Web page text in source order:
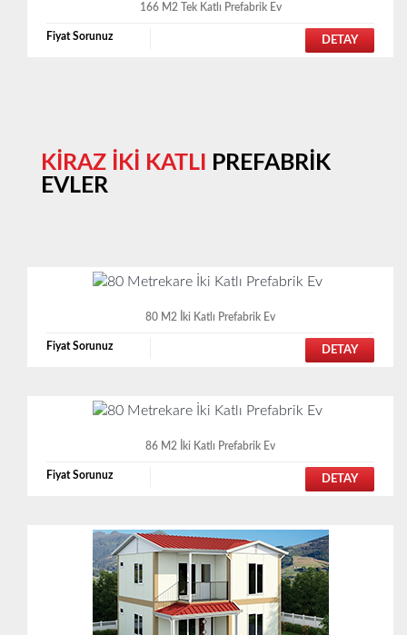
166 M2 Tek Katlı Prefabrik Ev
Fiyat Sorunuz DETAY
KİRAZ İKİ KATLI
PREFABRİK
EVLER
80 M2 İki Katlı Prefabrik Ev
Fiyat Sorunuz DETAY
86 M2 İki Katlı Prefabrik Ev
Fiyat Sorunuz DETAY